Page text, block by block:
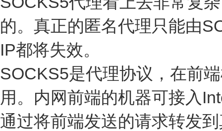
的。真正的匿名代理只能由
IP都将失效。
SOCKS5是代理协议，在前
用。内网前端的机器可接入
通过将前端发送的请求转发